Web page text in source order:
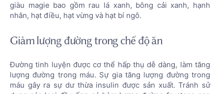
giàu magie bao gồm rau lá xanh, bông cải xanh, hạnh
nhân, hạt điều, hạt vừng và hạt bí ngô.
Giảm lượng đường trong chế độ ăn
Đường tinh luyện được cơ thể hấp thụ dễ dàng, làm tăng
lượng đường trong máu. Sự gia tăng lượng đường trong
máu gây ra sự dư thừa insulin được sản xuất. Tránh sử